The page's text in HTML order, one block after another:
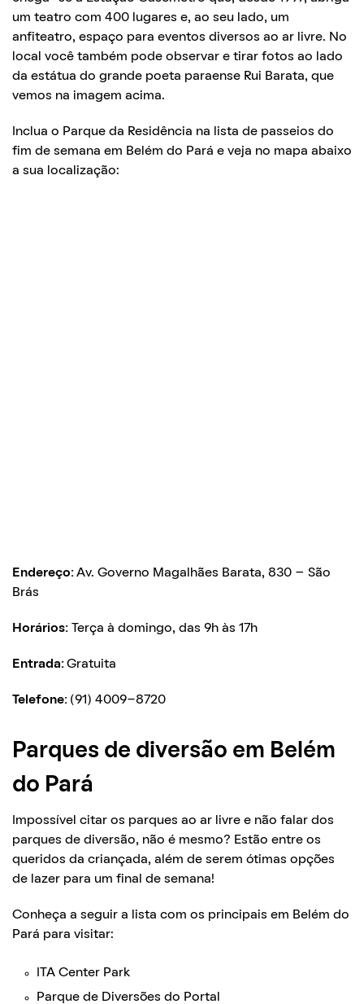
um teatro com 400 lugares e, ao seu lado, um
anfiteatro, espaço para eventos diversos ao ar livre. No
local você também pode observar e tirar fotos ao lado
da estátua do grande poeta paraense Rui Barata, que
vemos na imagem acima.
Inclua o Parque da Residência na lista de passeios do
fim de semana em Belém do Pará e veja no mapa abaixo
a sua localização:
Endereço: Av. Governo Magalhães Barata, 830 – São
Brás
Horários: Terça à domingo, das 9h às 17h
Entrada: Gratuita
Telefone: (91) 4009-8720
Parques de diversão em Belém
do Pará
Impossível citar os parques ao ar livre e não falar dos
parques de diversão, não é mesmo? Estão entre os
queridos da criançada, além de serem ótimas opções
de lazer para um final de semana!
Conheça a seguir a lista com os principais em Belém do
Pará para visitar:
ITA Center Park
Parque de Diversões do Portal